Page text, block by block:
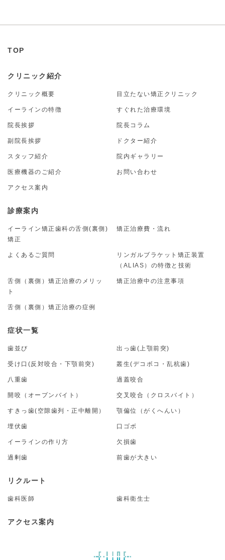
TOP
クリニック紹介
クリニック概要 目立たない矯正クリニック
イーラインの特徴 すぐれた治療環境
院長挨拶 院長コラム
副院長挨拶 ドクター紹介
スタッフ紹介 院内ギャラリー
医療機器のご紹介 お問い合わせ
アクセス案内
診療案内
イーライン矯正歯科の舌側(裏側)
矯正
矯正治療費・流れ
よくあるご質問
リンガルブラケット矯正装置
（ALIAS）の特徴と技術
舌側（裏側）矯正治療のメリッ
ト
矯正治療中の注意事項
舌側（裏側）矯正治療の症例
症状一覧
歯並び 出っ歯(上顎前突)
受け口(反対咬合・下顎前突) 叢生(デコボコ・乱杭歯)
八重歯 過蓋咬合
開咬（オープンバイト） 交叉咬合（クロスバイト）
すきっ歯(空隙歯列・正中離開） 顎偏位（がくへんい）
埋伏歯 口ゴボ
イーラインの作り方 欠損歯
過剰歯 前歯が大きい
リクルート
歯科医師 歯科衛生士
アクセス案内